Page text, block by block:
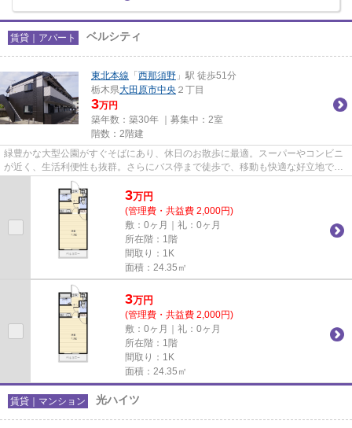
賃貸｜アパート ベルシティ
東北本線 「 西那須野 」駅 徒歩51分
栃木県大田原市中央 ２丁目
3万円
築年数：築30年 ｜募集中： 2室
階数：2階建
緑豊かな大型公園がすぐそばにあり、休日のお散歩に最適。スーパーやコンビニ
が近く、生活利便性も抜群。さらにバス停まで徒歩で、移動も快適な好立地で
3万円
(管理費・共益費 2,000円)
敷：0ヶ月｜礼：0ヶ月
所在階：1階
間取り：1K
面積：24.35㎡
3万円
(管理費・共益費 2,000円)
敷：0ヶ月｜礼：0ヶ月
所在階：1階
間取り：1K
面積：24.35㎡
賃貸｜マンション 光ハイツ